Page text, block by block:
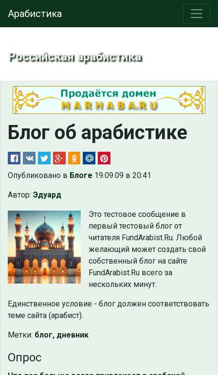
Арабистика
Российская арабистика
Блог об арабистике
Опубликовано в Блоге 19.09.09 в 20:41
Автор: Эдуард
Это тестовое сообщение в
первый тестовый блог от
читателя FundArabist.Ru. Любой
желающий может создать свой
собственный блог на сайте
FundArabist.Ru всего за
нескольких минут.
Единственное условие - блог должен соответствовать
теме сайта (арабист).
Метки: блог, дневник
Опрос